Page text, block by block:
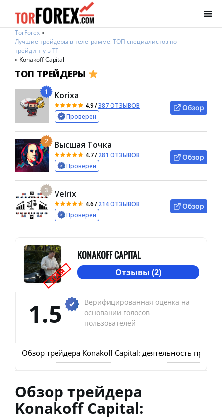
TorForex»
Лучшие трейдеры в телеграмме: ТОП специалистов по
трейдингу в ТГ
» Konakoff Capital
ТОП ТРЕЙДЕРЫ
1 Korixa
4.9/387 ОТЗЫВОВ
Проверен
Обзор
2 Высшая Точка
4.7/281 ОТЗЫВОВ
Проверен
Обзор
3 Velrix
4.6/214 ОТЗЫВОВ
Проверен
Обзор
SCAM
KONAKOFF CAPITAL
Отзывы (2)
1.5
Верифицированная оценка на
основании голосов
пользователей
Обзор трейдера Konakoff Capital: деятельность
Обзор трейдера
Konakoff Capital: